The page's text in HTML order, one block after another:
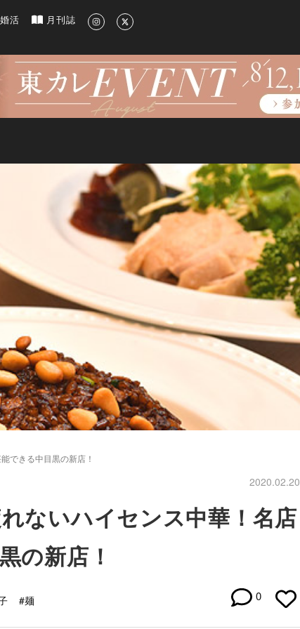
洗練されたライフスタイル情報
活 月刊誌
できる中目黒の新店！
2020.02.20
ないハイセンス中華！名店
の新店！
#麺 0